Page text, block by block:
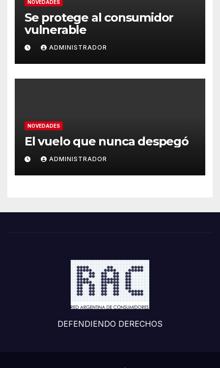
NOVEDADES
Se protege al consumidor
vulnerable
ADMINISTRADOR
NOVEDADES
El vuelo que nunca despegó
ADMINISTRADOR
DEFENDIENDO DERECHOS